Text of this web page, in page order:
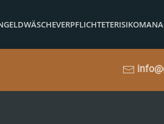
GELDWÄSCHEVERPFLICHTETE